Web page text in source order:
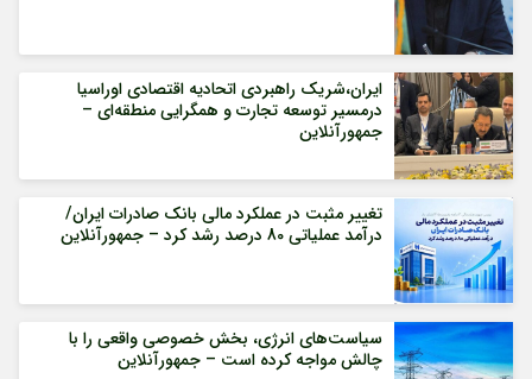
ایران،شریک راهبردی اتحادیه اقتصادی اوراسیا
درمسیر توسعه تجارت و همگرایی منطقه‌ای –
جمهورآنلاین
تغییر مثبت در عملکرد مالی بانک صادرات ایران/
درآمد عملیاتی 80 درصد رشد کرد – جمهورآنلاین
سیاست‌های انرژی، بخش خصوصی واقعی را با
چالش مواجه کرده است – جمهورآنلاین